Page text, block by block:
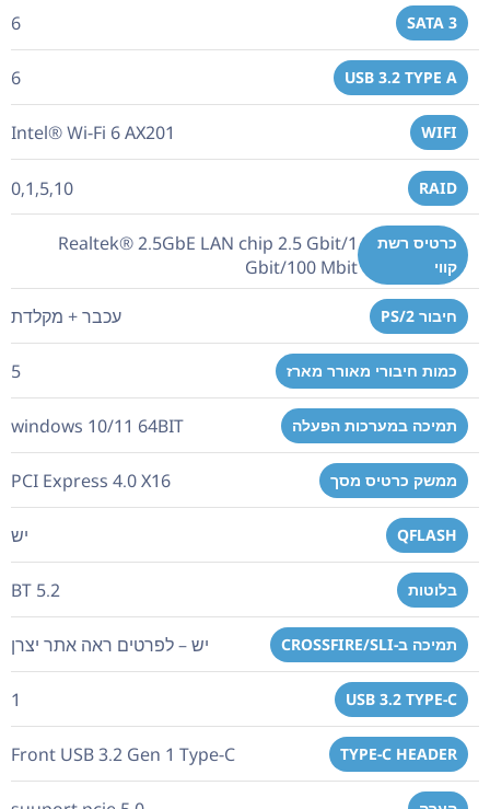
SATA 3
6
USB 3.2 TYPE A
6
WIFI
Intel® Wi-Fi 6 AX201
RAID
0,1,5,10
כרטיס רשת
קווי
Realtek® 2.5GbE LAN chip 2.5 Gbit/1
Gbit/100 Mbit
חיבור PS/2 עכבר + מקלדת
כמות חיבורי מאורר מארז 5
תמיכה במערכות הפעלה windows 10/11 64BIT
ממשק כרטיס מסך PCI Express 4.0 X16
QFLASH יש
בלוטות BT 5.2
תמיכה ב-CROSSFIRE/SLI יש – לפרטים ראה אתר יצרן
USB 3.2 TYPE-C
1
TYPE-C HEADER
Front USB 3.2 Gen 1 Type-C